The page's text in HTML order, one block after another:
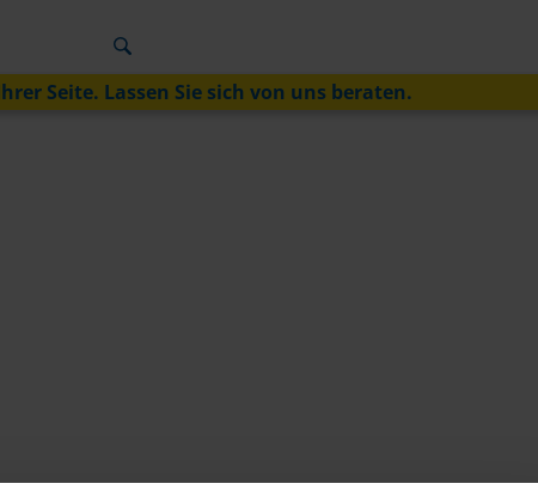
Seite. Lassen Sie sich von uns beraten.